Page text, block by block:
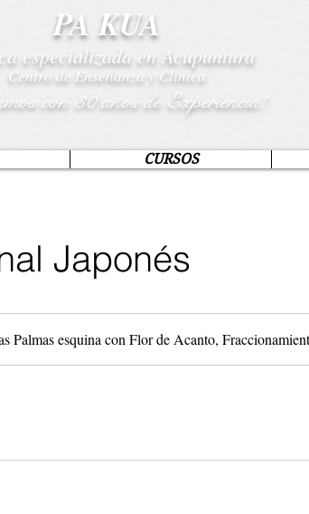
PA KUA
especializada en Acupuntura
Centro de Enseñanza y Clínica
con 30 años de Experiencia!
CURSOS
Japonés
Palmas esquina con Flor de Acanto,